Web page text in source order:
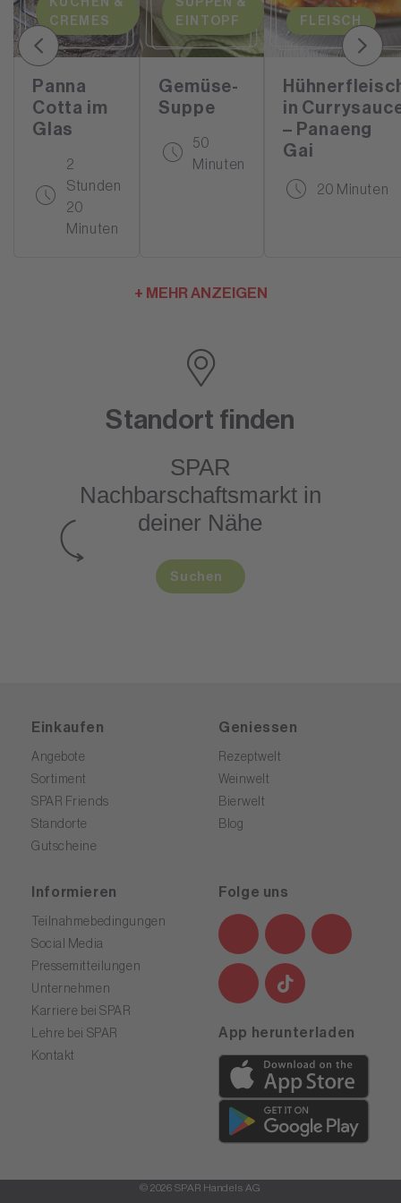
CREMES
Panna
Cotta im
Glas
2
Stunden
20
Minuten
EINTOPF
Gemüse-
Suppe
50
Minuten
FLEISCH
in
– Panaeng
Gai
20 Minuten
+ MEHR ANZEIGEN
Standort finden
SPAR
Nachbarschaftsmarktin
deiner Nähe
Suchen
Einkaufen
Angebote
Sortiment
SPAR Friends
Standorte
Gutscheine
Geniessen
Rezeptwelt
Weinwelt
Bierwelt
Blog
Informieren
Teilnahmebedingungen
Social Media
Pressemitteilungen
Unternehmen
Karriere bei SPAR
Lehre bei SPAR
Kontakt
Folge uns
App herunterladen
© 2026 SPAR Handels AG